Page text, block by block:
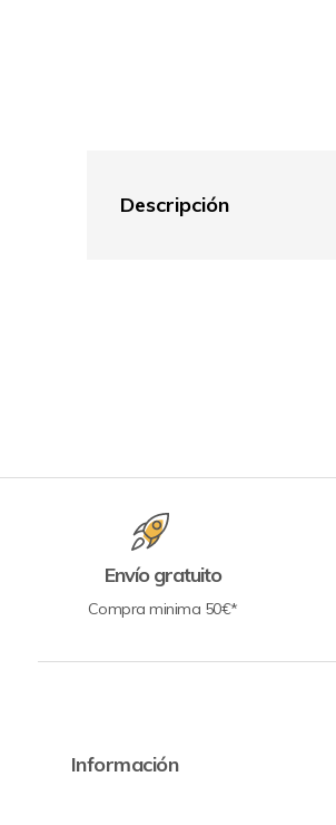
Descripción
Envío gratuito
Compra minima 50€*
Información